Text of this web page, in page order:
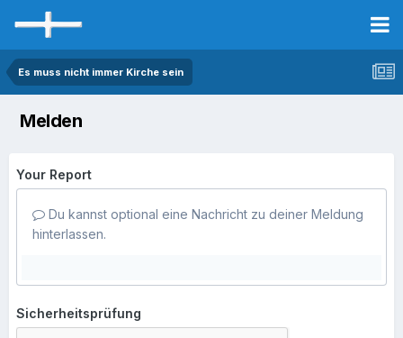
Es muss nicht immer Kirche sein
Melden
Your Report
Du kannst optional eine Nachricht zu deiner Meldung
hinterlassen.
Sicherheitsprüfung